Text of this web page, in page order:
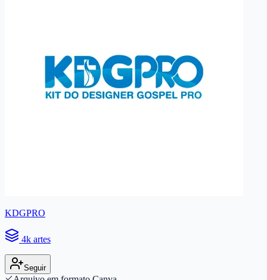
KDGPRO
4k artes
Seguir